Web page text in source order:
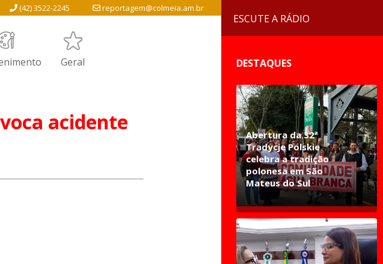
reportagem@colmeia.am.br
(42) 3522-2245
Geral
acidente
ESCUTE A RÁDIO
DESTAQUES
Abertura da 32ª
Tradycje Polskie
celebra a tradição
polonesa em São
Mateus do Sul